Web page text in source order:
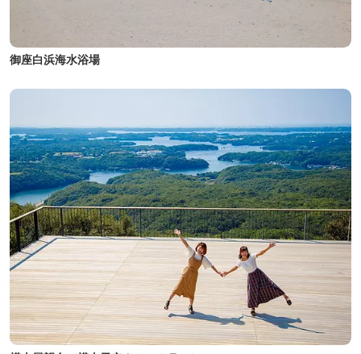
御座白浜海水浴場